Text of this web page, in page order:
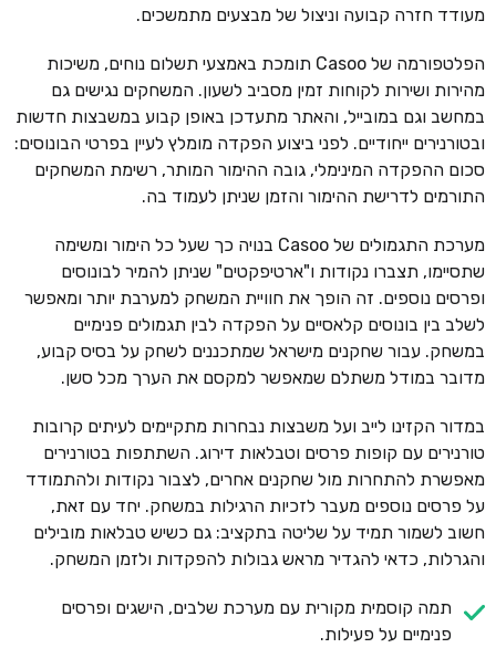
מעודד חזרה קבועה וניצול של מבצעים מתמשכים.
הפלטפורמה של Casoo תומכת באמצעי תשלום נוחים, משיכות
מהירות ושירות לקוחות זמין מסביב לשעון. המשחקים נגישים גם
במחשב וגם במובייל, והאתר מתעדכן באופן קבוע במשבצות חדשות
ובטורנירים ייחודיים. לפני ביצוע הפקדה מומלץ לעיין בפרטי הבונוסים:
סכום ההפקדה המינימלי, גובה ההימור המותר, רשימת המשחקים
התורמים לדרישת ההימור והזמן שניתן לעמוד בה.
מערכת התגמולים של Casoo בנויה כך שעל כל הימור ומשימה
שתסיימו, תצברו נקודות ו"ארטיפקטים" שניתן להמיר לבונוסים
ופרסים נוספים. זה הופך את חוויית המשחק למערבת יותר ומאפשר
לשלב בין בונוסים קלאסיים על הפקדה לבין תגמולים פנימיים
במשחק. עבור שחקנים מישראל שמתכננים לשחק על בסיס קבוע,
מדובר במודל משתלם שמאפשר למקסם את הערך מכל סשן.
במדור הקזינו לייב ועל משבצות נבחרות מתקיימים לעיתים קרובות
טורנירים עם קופות פרסים וטבלאות דירוג. השתתפות בטורנירים
מאפשרת להתחרות מול שחקנים אחרים, לצבור נקודות ולהתמודד
על פרסים נוספים מעבר לזכיות הרגילות במשחק. יחד עם זאת,
חשוב לשמור תמיד על שליטה בתקציב: גם כשיש טבלאות מובילים
והגרלות, כדאי להגדיר מראש גבולות להפקדות ולזמן המשחק.
תמה קוסמית מקורית עם מערכת שלבים, הישגים ופרסים
פנימיים על פעילות.